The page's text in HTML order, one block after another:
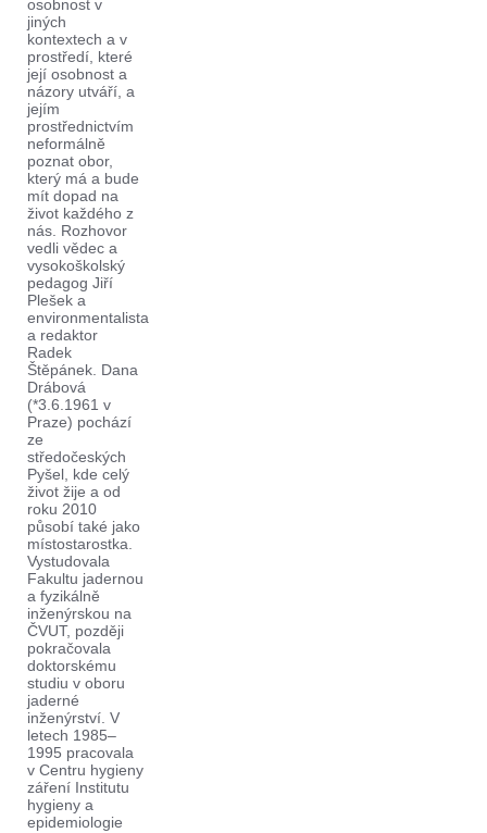
osobnost v
jiných
kontextech a v
prostředí, které
její osobnost a
názory utváří, a
jejím
prostřednictvím
neformálně
poznat obor,
který má a bude
mít dopad na
život každého z
nás. Rozhovor
vedli vědec a
vysokoškolský
pedagog Jiří
Plešek a
environmentalista
a redaktor
Radek
Štěpánek. Dana
Drábová
(*3.6.1961 v
Praze) pochází
ze
středočeských
Pyšel, kde celý
život žije a od
roku 2010
působí také jako
místostarostka.
Vystudovala
Fakultu jadernou
a fyzikálně
inženýrskou na
ČVUT, později
pokračovala
doktorskému
studiu v oboru
jaderné
inženýrství. V
letech 1985–
1995 pracovala
v Centru hygieny
záření Institutu
hygieny a
epidemiologie